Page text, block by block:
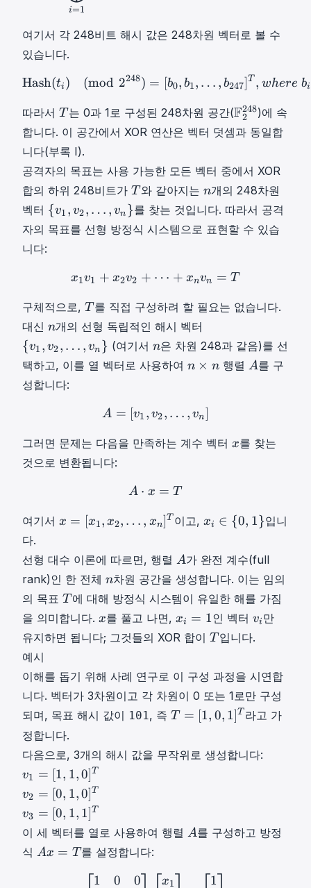
…
n
\
{
_
1
t
_
\
o
t
s
}
i=1
여기서 각 248비트 해시 값은 248차원 벡터로 볼 수
있습니다.
Hash(ti )( m od2248 )=[b0, b
Hash(ti ) (mod 2248) = [b0, b1, … , b247]T , where bi
따라서 T
T
T 는 0과 1로 구성된 248차원 공간(F
2
2
8
\
m
a
t
b
b
{
F
_
2
8
F2
248)에 속
합니다. 이 공간에서 XOR 연산은 벡터 덧셈과 동일합
니다(부록 I).
공격자의 목표는 사용 가능한 모든 벡터 중에서 XOR
합의 하위 248비트가 T
T
T 와 같아지는 n
n
n개의 248차원
벡터 {
v
,
…
,
v
n
}
_
1
2
\
d
t
s
,
_
n
\
}
{v1 , v2, … , vn }를 찾는 것입니다. 따라서 공격
자의 목표를 선형 방정식 시스템으로 표현할 수 있습
니다:
x1 v1 +x2v 2+⋯
x1v1 + x2v2 + ⋯ + xnvn = T
구체적으로, T
T
T 를 직접 구성하려 할 필요는 없습니다.
대신 n
n
n개의 선형 독립적인 해시 벡터
v
,
2
,
…
\
_
1
,
v
2
\
d
o
t
,
}
{v1 , v2, … , vn } (여기서 n
n
n은 차원 248과 같음)를 선
택하고, 이를 열 벡터로 사용하여 n
n
t
n
n × n행렬 A
A를 구
성합니다:
A= [ v 1,v2
A = [v1 , v2, … , vn]
그러면 문제는 다음을 만족하는 계수 벡터 x
x를 찾는
것으로 변환됩니다:
A⋅ x=
A ⋅ x = T
여기서 x
x
1
x
2
,
,
x
n
]
T
x
=
[
x
_
1
,
x = [x1, x2, … , xn]T 이고, x
{
0
,
1
}
x
i
\
i
n
{
}
xi ∈ {0, 1}입니
다.
선형 대수 이론에 따르면, 행렬 A
A
A가 완전 계수(full
rank)인 한 전체 n
n
n차원 공간을 생성합니다. 이는 임의
의 목표 T
T
T 에 대해 방정식 시스템이 유일한 해를 가짐
을 의미합니다. x
x
x를 풀고 나면, x
i
x
_
i
xi = 1인 벡터 v
i
vi 만
유지하면 됩니다; 그것들의 XOR 합이 T
T 입니다.
예시
이해를 돕기 위해 사례 연구로 이 구성 과정을 시연합
니다. 벡터가 3차원이고 각 차원이 0 또는 1로만 구성
되며, 목표 해시 값이 101, 즉 T
1
1
]
T
T = [1, 0, 1]T 라고 가
정합니다.
다음으로, 3개의 해시 값을 무작위로 생성합니다:
v
1
=
[
1
,
v1 = [1, 1,0]T
v
2
=
[
0
v2 = [0, 1,0]T
v
3
=
[
v3 = [0, 1, 1]T
이 세 벡터를 열로 사용하여 행렬 A
A를 구성하고 방정
식 A
Ax = T 를 설정합니다:
10 01
1
0
0
x1
1